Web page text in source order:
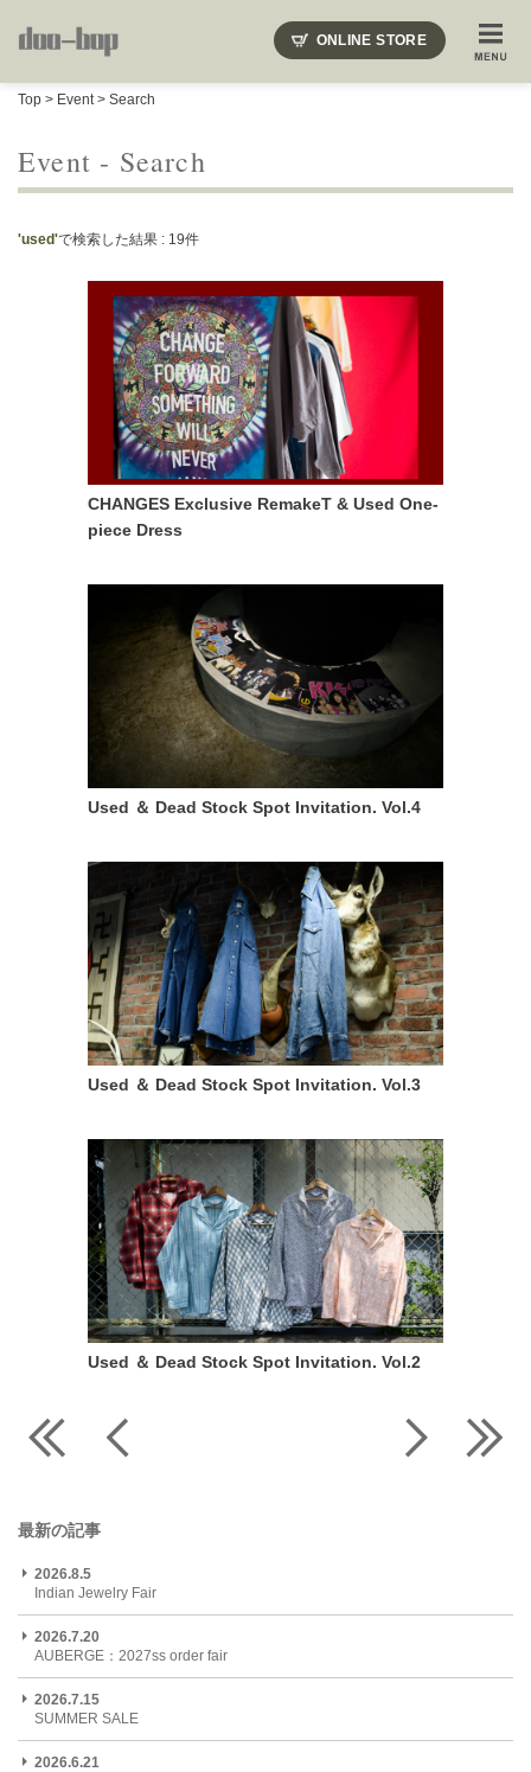
ONLINE STORE
Top > Event> Search
Event - Search
'used'で検索した結果 : 19件
CHANGES Exclusive RemakeT & Used One-
piece Dress
Used ＆ Dead Stock Spot Invitation. Vol.4
Used ＆ Dead Stock Spot Invitation. Vol.3
Used ＆ Dead Stock Spot Invitation. Vol.2
最新の記事
2026.8.5
Indian Jewelry Fair
2026.7.20
AUBERGE：2027ss order fair
2026.7.15
SUMMER SALE
2026.6.21